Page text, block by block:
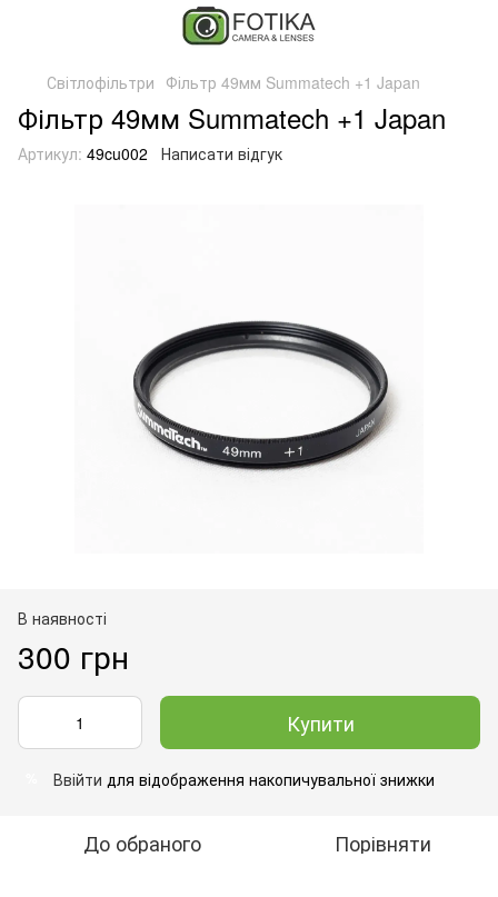
Світлофільтри Фільтр 49мм Summatech +1 Japan
Фільтр 49мм Summatech +1 Japan
Артикул: 49cu002 Написати відгук
В наявності
300 грн
Купити
Ввійти для відображення накопичувальної знижки
До обраного Порівняти